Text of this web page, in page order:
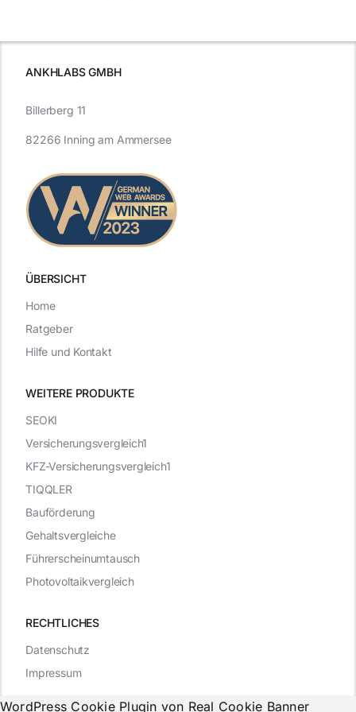
ANKHLABS GMBH
ÜBERSICHT
WEITERE PRODUKTE
RECHTLICHES
Billerberg 11
82266 Inning am Ammersee
Datenschutz
Impressum
SEOKI
Versicherungsvergleich1
KFZ-Versicherungsvergleich1
TIQQLER
Bauförderung
Gehaltsvergleiche
Führerscheinumtausch
Photovoltaikvergleich
Home
Ratgeber
Hilfe und Kontakt
WordPress Cookie Plugin von Real Cookie Banner